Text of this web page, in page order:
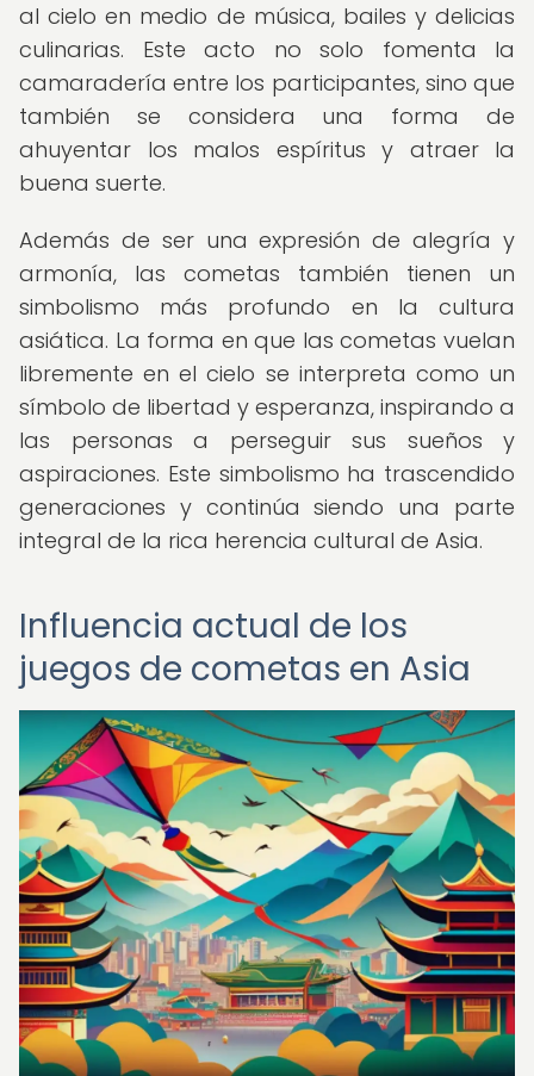
al cielo en medio de música, bailes y delicias
culinarias. Este acto no solo fomenta la
camaradería entre los participantes, sino que
también se considera una forma de
ahuyentar los malos espíritus y atraer la
buena suerte.
Además de ser una expresión de alegría y
armonía, las cometas también tienen un
simbolismo más profundo en la cultura
asiática. La forma en que las cometas vuelan
libremente en el cielo se interpreta como un
símbolo de libertad y esperanza, inspirando a
las personas a perseguir sus sueños y
aspiraciones. Este simbolismo ha trascendido
generaciones y continúa siendo una parte
integral de la rica herencia cultural de Asia.
Influencia actual de los
juegos de cometas en Asia